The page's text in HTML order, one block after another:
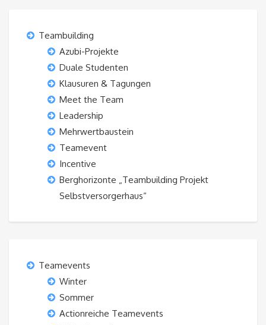
Teambuilding
Azubi-Projekte
Duale Studenten
Klausuren & Tagungen
Meet the Team
Leadership
Mehrwertbaustein
Teamevent
Incentive
Berghorizonte „Teambuilding Projekt
Selbstversorgerhaus“
Teamevents
Winter
Sommer
Actionreiche Teamevents